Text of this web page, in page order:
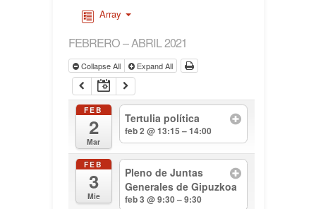
Array
FEBRERO – ABRIL 2021
Collapse All Expand All
FEB
2
Mar
Tertulia política
feb 2 @ 13:15 – 14:00
FEB
3
Mie
Pleno de Juntas
Generales de Gipuzkoa
feb 3 @ 9:30 – 9:30